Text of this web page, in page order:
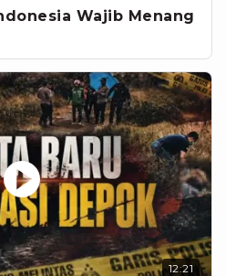
Wajib Menang
12:21